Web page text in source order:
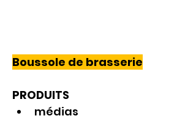
Boussole de brasserie
PRODUITS
médias